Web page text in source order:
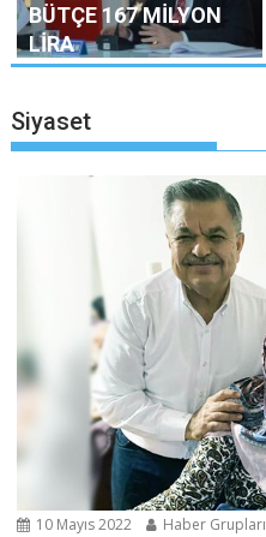
BÜTÇE 167 MİLYON
LİRA
Siyaset
10 Mayıs 2022 Haber Grupları